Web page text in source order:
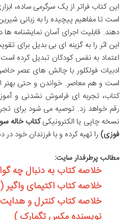
این کتاب فراتر از یک سرگرمی ساده،
است تا مفاهیم پیچیده را به زبانی
دهند. قابلیت اجرای آسان نمایشنامه
این اثر را به گزینه ای بی بدیل برای
اعتماد به نفس کودکان تبدیل کرده
ادبیات فولکلور با چالش های عصر
است و هم معاصر. خواندن و حتی بهتر
کتاب، تجربه ای فراموش نشدنی و
رقم خواهد زد. توصیه می شود برای
نسخه چاپی یا الکترونیکیکتاب خاله
فوزی) را تهیه کرده و با فرزندان خود
مطالب پرطرفدار سایت:
خلاصه کتاب به دنبال چه
خلاصه کتاب اکتیمای واگیر
خلاصه کتاب کنترل و